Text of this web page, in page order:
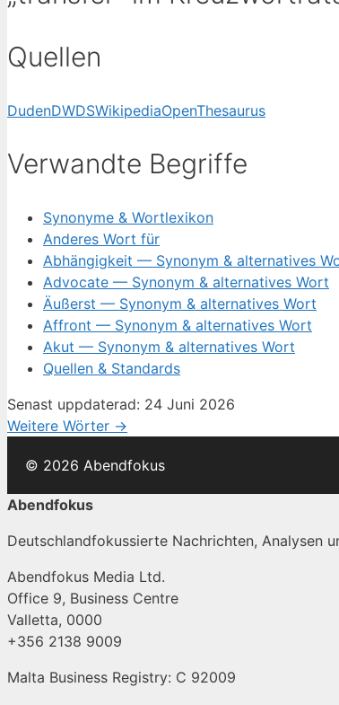
Quellen
DudenDWDSWikipediaOpenThesaurus
Verwandte Begriffe
Synonyme & Wortlexikon
Anderes Wort für
Abhängigkeit — Synonym & alternatives
Advocate — Synonym & alternatives Wort
Äußerst — Synonym & alternatives Wort
Affront — Synonym & alternatives Wort
Akut — Synonym & alternatives Wort
Quellen & Standards
Senast uppdaterad: 24 Juni 2026
Weitere Wörter →
© 2026 Abendfokus
Abendfokus
Deutschlandfokussierte Nachrichten, Analysen
Abendfokus Media Ltd.
Office 9, Business Centre
Valletta, 0000
+356 2138 9009
Malta Business Registry: C 92009